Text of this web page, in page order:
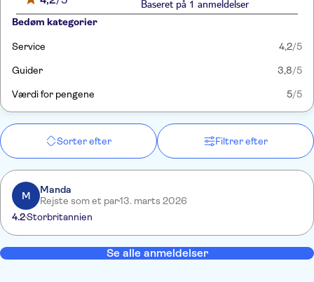
Baseret på 1 anmeldelser
Bedøm kategorier
Service 4,2/5
Guider 3,8/5
Værdi for pengene 5/5
Sorter efter Filtrer efter
M
Manda
Rejste som et par13. marts 2026
4.2Storbritannien
Se alle anmeldelser